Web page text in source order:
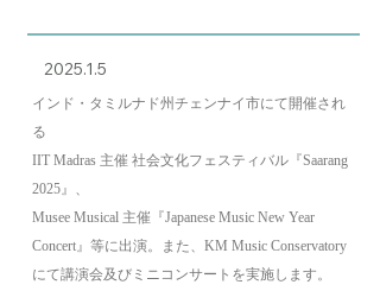
2025.1.5
インド・タミルナド州チェンナイ市にて開催され
る
IIT Madras 主催 社会文化フェスティバル『Saarang
2025』、
Musee Musical 主催『Japanese Music New Year
Concert』等に出演。また、 KM Music Conservatory
にて講演会及びミニコンサートを実施します。